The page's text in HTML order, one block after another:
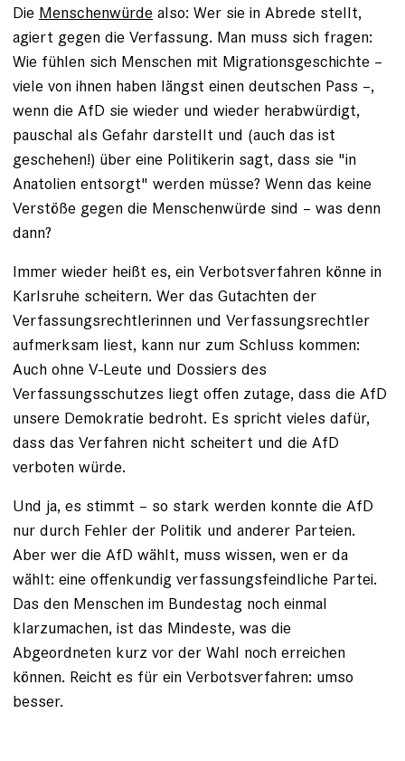
Die Menschenwürde also: Wer sie in Abrede stellt,
agiert gegen die Verfassung. Man muss sich fragen:
Wie fühlen sich Menschen mit Migrationsgeschichte –
viele von ihnen haben längst einen deutschen Pass –,
wenn die AfD sie wieder und wieder herabwürdigt,
pauschal als Gefahr darstellt und (auch das ist
geschehen!) über eine Politikerin sagt, dass sie "in
Anatolien entsorgt" werden müsse? Wenn das keine
Verstöße gegen die Menschenwürde sind – was denn
dann?
Immer wieder heißt es, ein Verbotsverfahren könne in
Karlsruhe scheitern. Wer das Gutachten der
Verfassungsrechtlerinnen und Verfassungsrechtler
aufmerksam liest, kann nur zum Schluss kommen:
Auch ohne V-Leute und Dossiers des
Verfassungsschutzes liegt offen zutage, dass die AfD
unsere Demokratie bedroht. Es spricht vieles dafür,
dass das Verfahren nicht scheitert und die AfD
verboten würde.
Und ja, es stimmt – so stark werden konnte die AfD
nur durch Fehler der Politik und anderer Parteien.
Aber wer die AfD wählt, muss wissen, wen er da
wählt: eine offenkundig verfassungsfeindliche Partei.
Das den Menschen im Bundestag noch einmal
klarzumachen, ist das Mindeste, was die
Abgeordneten kurz vor der Wahl noch erreichen
können. Reicht es für ein Verbotsverfahren: umso
besser.